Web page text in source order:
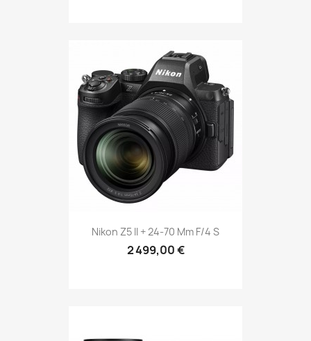
Nikon Z5 II + 24-70 Mm F/4 S
2 499,00 €